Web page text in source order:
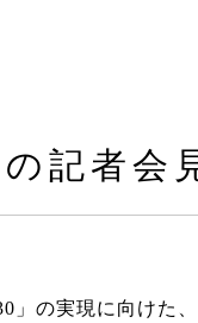
記者会
の実現に向けた